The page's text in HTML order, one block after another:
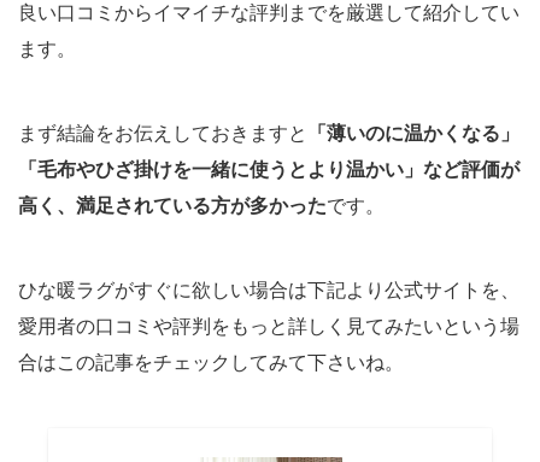
良い口コミからイマイチな評判までを厳選して紹介してい
ます。
まず結論をお伝えしておきますと 「薄いのに温かくなる」
「毛布やひざ掛けを一緒に使うとより温かい」など評価が
高く、満足されている方が多かったです。
ひな暖ラグがすぐに欲しい場合は下記より公式サイトを、
愛用者の口コミや評判をもっと詳しく見てみたいという場
合はこの記事をチェックしてみて下さいね。